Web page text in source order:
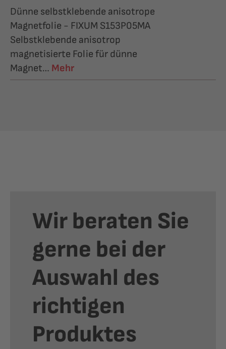
Dünne selbstklebende anisotrope
Magnetfolie - FIXUM S153P05MA
Selbstklebende anisotrop
magnetisierte Folie für dünne
Magnet… Mehr
Wir beraten Sie
gerne bei der
Auswahl des
richtigen
Produktes